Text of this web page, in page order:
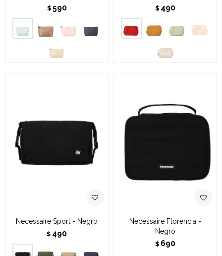
$ 590 $ 490
Necessaire Sport - Negro
$ 490
Necessaire Florencia -
Negro
$ 690